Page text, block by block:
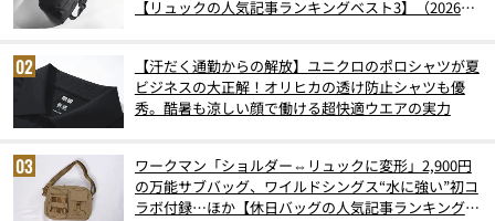
【リュックの人気記事ランキングベスト3】（2026年
【汗だく通勤からの解放】ユニクロのポロシャツが夏
ビジネスの大正解！オリヒカの透け防止シャツも優
秀。酷暑も涼しい顔で働ける超快適ウエアの実力
ワークマン「ショルダー⇔リュックに変形」2,900円
の万能サブバッグ、ワイルドシングス“水に強い”初コ
ラボ付録…ほか【休日バッグの人気記事ランキングベ